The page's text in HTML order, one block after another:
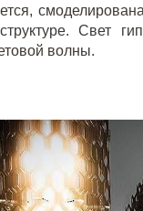
Свет
волны.